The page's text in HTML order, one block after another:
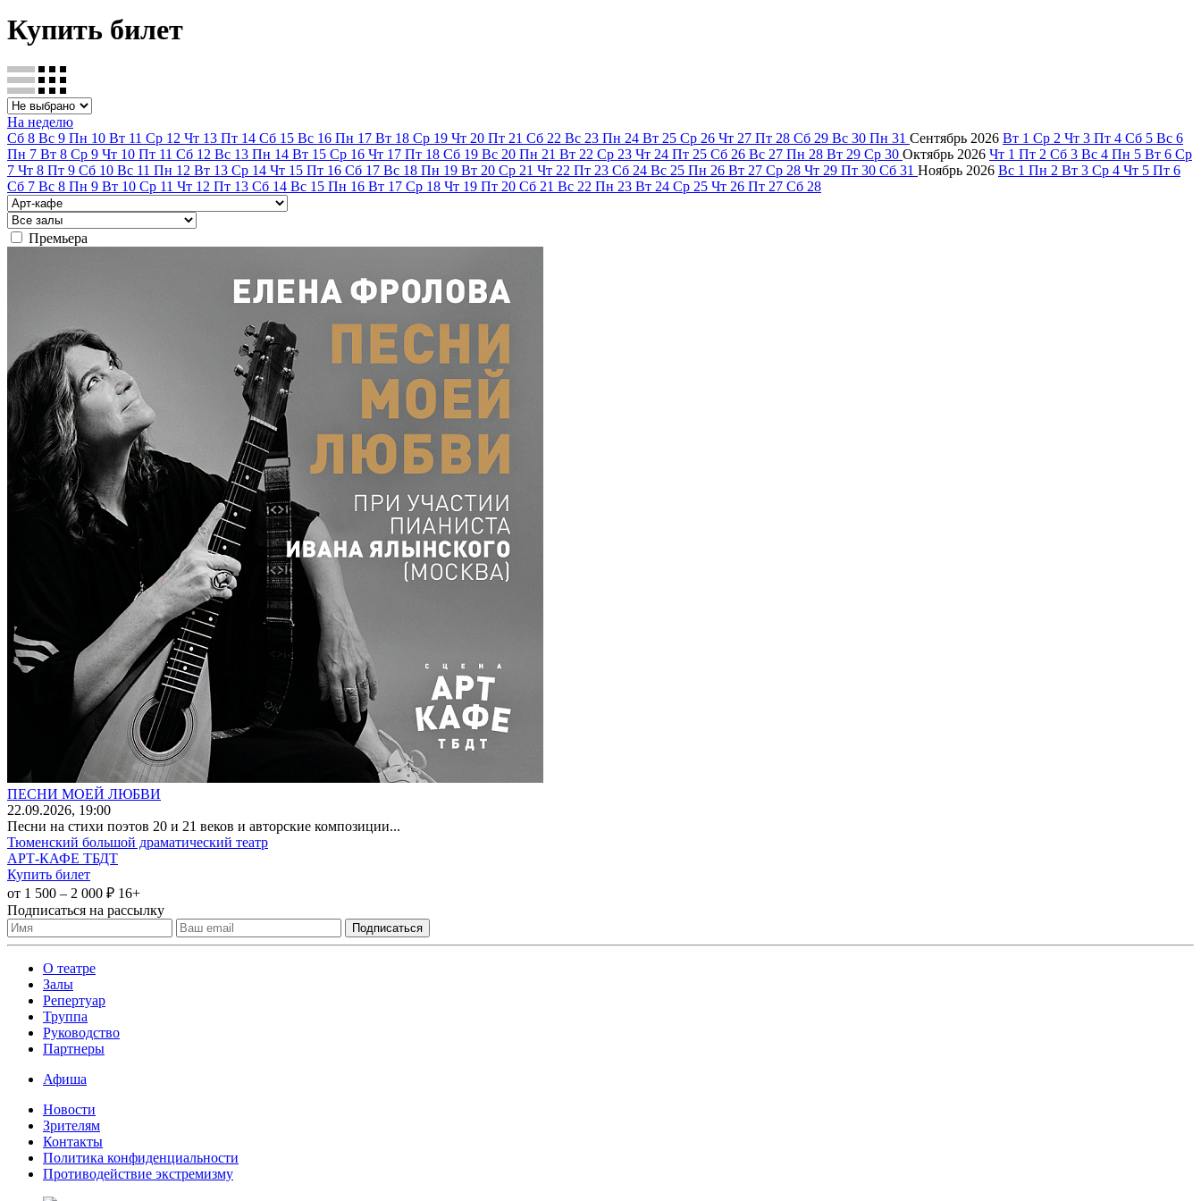
Купить билет
На неделю
Сб 8 Вс 9 Пн 10 Вт 11 Ср 12 Чт 13 Пт 14 Сб 15 Вс 16 Пн 17 Вт 18 Ср 19 Чт 20 Пт 21 Сб 22 Вс 23 Пн 24 Вт 25 Ср 26 Чт 27 Пт 28 Сб 29 Вс 30 Пн 31 Сентябрь 2026 Вт 1 Ср 2 Чт 3 Пт 4 Сб 5 Вс 6
Пн 7 Вт 8 Ср 9 Чт 10 Пт 11 Сб 12 Вс 13 Пн 14 Вт 15 Ср 16 Чт 17 Пт 18 Сб 19 Вс 20 Пн 21 Вт 22 Ср 23 Чт 24 Пт 25 Сб 26 Вс 27 Пн 28 Вт 29 Ср 30 Октябрь 2026 Чт 1 Пт 2 Сб 3 Вс 4 Пн 5 Вт 6 Ср
7 Чт 8 Пт 9 Сб 10 Вс 11 Пн 12 Вт 13 Ср 14 Чт 15 Пт 16 Сб 17 Вс 18 Пн 19 Вт 20 Ср 21 Чт 22 Пт 23 Сб 24 Вс 25 Пн 26 Вт 27 Ср 28 Чт 29 Пт 30 Сб 31 Ноябрь 2026 Вс 1 Пн 2 Вт 3 Ср 4 Чт 5 Пт 6
Сб 7 Вс 8 Пн 9 Вт 10 Ср 11 Чт 12 Пт 13 Сб 14 Вс 15 Пн 16 Вт 17 Ср 18 Чт 19 Пт 20 Сб 21 Вс 22 Пн 23 Вт 24 Ср 25 Чт 26 Пт 27 Сб 28
Премьера
ПЕСНИ МОЕЙ ЛЮБВИ
22.09.2026, 19:00
Песни на стихи поэтов 20 и 21 веков и авторские композиции...
Тюменский большой драматический театр
АРТ-КАФЕ ТБДТ
Купить билет
от 1 500 – 2 000 ₽ 16+
Подписаться на рассылку
О театре
Залы
Репертуар
Труппа
Руководство
Партнеры
Афиша
Новости
Зрителям
Контакты
Политика конфиденциальности
Противодействие экстремизму